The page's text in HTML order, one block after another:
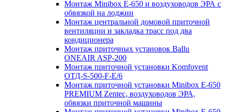
Монтаж Minibox E-650 и воздуховодов ЭРА с
обвязкой на лоджии
Монтаж центральной домовой приточной
вентиляции и закладка трасс под два
кондиционера
Монтаж приточных установок Ballu
ONEAIR ASP-200
Монтаж приточной установки Komfovent
ОТД-S-500-F-E/6
Монтаж приточной установки Minibox E-650
PREMIUM Zentec, воздуховодов ЭРА,
обвязки приточной машины